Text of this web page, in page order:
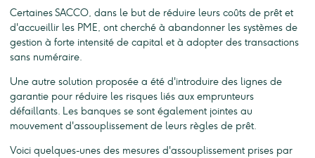
Certaines SACCO, dans le but de réduire leurs coûts de prêt et
d'accueillir les PME, ont cherché à abandonner les systèmes de
gestion à forte intensité de capital et à adopter des transactions
sans numéraire.
Une autre solution proposée a été d'introduire des lignes de
garantie pour réduire les risques liés aux emprunteurs
défaillants. Les banques se sont également jointes au
mouvement d'assouplissement de leurs règles de prêt.
Voici quelques-unes des mesures d'assouplissement prises par